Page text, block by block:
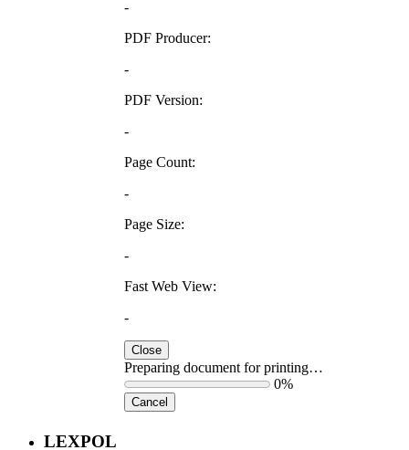
-
PDF Producer:
-
PDF Version:
-
Page Count:
-
Page Size:
-
Fast Web View:
-
Close
Preparing document for printing…
0%
Cancel
LEXPOL